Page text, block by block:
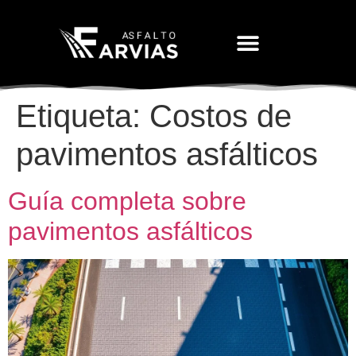
Etiqueta: Costos de
pavimentos asfálticos
Guía completa sobre
pavimentos asfálticos